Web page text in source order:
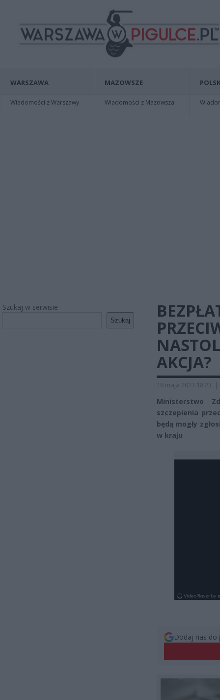
WARSZAWA
Wiadomości z Warszawy
MAZOWSZE
Wiadomości z Mazowsza
Szukaj w serwisie
Szukaj
AKCJA?
18 maja 2023 18:23 |
Ministerstwo
szczepienia
będą mogły
w kraju
Dodaj nas do